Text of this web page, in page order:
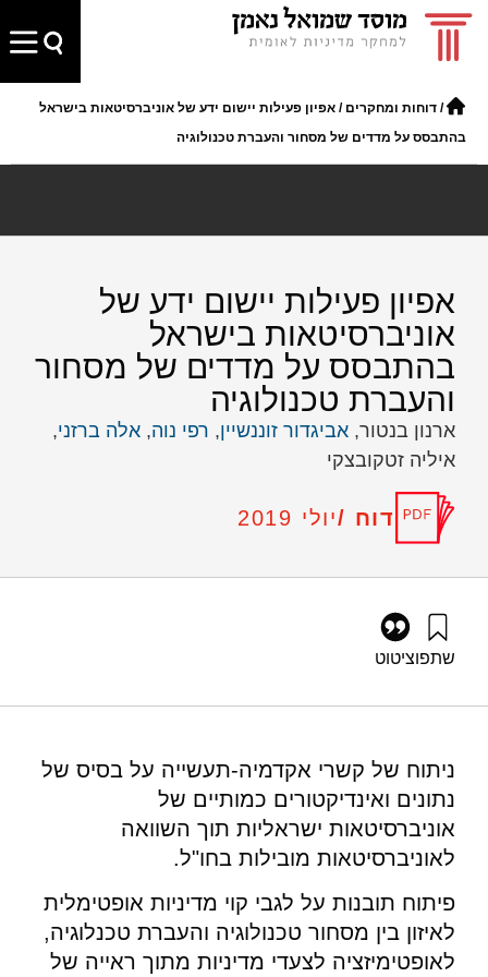
/ דוחות ומחקרים / אפיון פעילות יישום ידע של אוניברסיטאות בישראל
בהתבסס על מדדים של מסחור והעברת טכנולוגיה
אפיון פעילות יישום ידע של
אוניברסיטאות בישראל
בהתבסס על מדדים של מסחור
והעברת טכנולוגיה
ארנון בנטור, אביגדור זוננשיין, רפי נוה, אלה ברזני,
איליה זטקובצקי
דוח /יולי 2019
שתפוציטוט
transfer-of-israeli-universities-based-on-indices-of-
commercialization-and-technology-transfer
ניתוח של קשרי אקדמיה-תעשייה על בסיס של
נתונים ואינדיקטורים כמותיים של
אוניברסיטאות ישראליות תוך השוואה
לאוניברסיטאות מובילות בחו"ל.
פיתוח תובנות על לגבי קוי מדיניות אופטימלית
לאיזון בין מסחור טכנולוגיה והעברת טכנלוגיה,
לאופטימיזציה לצעדי מדיניות מתוך ראייה של